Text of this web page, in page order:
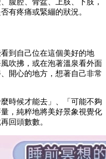
腹腔、骨盆、上肢、下肢，
有疼痛或緊繃的狀況。
到自己位在這個美好的地
吹拂，或在泡著溫泉看外面
開心的地方，想著自己非常
時候才能去」、「可能不夠
，純粹地將美好景象視覺化
回頭數數。